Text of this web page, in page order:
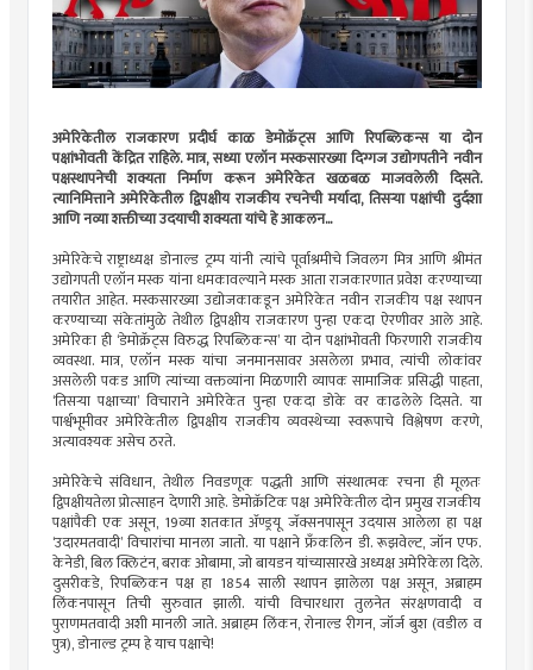
अमेरिकेतील राजकारण प्रदीर्घ काळ डेमोक्रॅट्स आणि रिपब्लिकन्स या दोन
पक्षांभोवती केंद्रित राहिले. मात्र, सध्या एलॉन मस्कसारख्या दिग्गज उद्योगपतीने नवीन
पक्षस्थापनेची शक्यता निर्माण करून अमेरिकेत खळबळ माजवलेली दिसते.
त्यानिमित्ताने अमेरिकेतील द्विपक्षीय राजकीय रचनेची मर्यादा, तिसर्‍या पक्षांची दुर्दशा
आणि नव्या शक्तीच्या उदयाची शक्यता यांचे हे आकलन...
अमेरिकेचे राष्ट्राध्यक्ष डोनाल्ड ट्रम्प यांनी त्यांचे पूर्वाश्रमीचे जिवलग मित्र आणि श्रीमंत
उद्योगपती एलॉन मस्क यांना धमकावल्याने मस्क आता राजकारणात प्रवेश करण्याच्या
तयारीत आहेत. मस्कसारख्या उद्योजकाकडून अमेरिकेत नवीन राजकीय पक्ष स्थापन
करण्याच्या संकेतांमुळे तेथील द्विपक्षीय राजकारण पुन्हा एकदा ऐरणीवर आले आहे.
अमेरिका ही ‘डेमोक्रॅट्स विरुद्ध रिपब्लिकन्स’ या दोन पक्षांभोवती फिरणारी राजकीय
व्यवस्था. मात्र, एलॉन मस्क यांचा जनमानसावर असलेला प्रभाव, त्यांची लोकांवर
असलेली पकड आणि त्यांच्या वक्तव्यांना मिळणारी व्यापक सामाजिक प्रसिद्धी पाहता,
‘तिसर्‍या पक्षाच्या’ विचाराने अमेरिकेत पुन्हा एकदा डोके वर काढलेले दिसते. या
पार्श्वभूमीवर अमेरिकेतील द्विपक्षीय राजकीय व्यवस्थेच्या स्वरूपाचे विश्लेषण करणे,
अत्यावश्यक असेच ठरते.
अमेरिकेचे संविधान, तेथील निवडणूक पद्धती आणि संस्थात्मक रचना ही मूलतः
द्विपक्षीयतेला प्रोत्साहन देणारी आहे. डेमोक्रॅटिक पक्ष अमेरिकेतील दोन प्रमुख राजकीय
पक्षांपैकी एक असून, 19व्या शतकात अ‍ॅण्ड्रयू जॅक्सनपासून उदयास आलेला हा पक्ष
‘उदारमतवादी’ विचारांचा मानला जातो. या पक्षाने फ्रँकलिन डी. रूझवेल्ट, जॉन एफ.
केनेडी, बिल क्लिटंन, बराक ओबामा, जो बायडन यांच्यासारखे अध्यक्ष अमेरिकेला दिले.
दुसरीकडे, रिपब्लिकन पक्ष हा 1854 साली स्थापन झालेला पक्ष असून, अब्राहम
लिंकनपासून तिची सुरुवात झाली. यांची विचारधारा तुलनेत संरक्षणवादी व
पुराणमतवादी अशी मानली जाते. अब्राहम लिंकन, रोनाल्ड रीगन, जॉर्ज बुश (वडील व
पुत्र), डोनाल्ड ट्रम्प हे याच पक्षाचे!